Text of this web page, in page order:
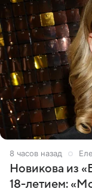
8 часов назад
Новикова из
18-летием: